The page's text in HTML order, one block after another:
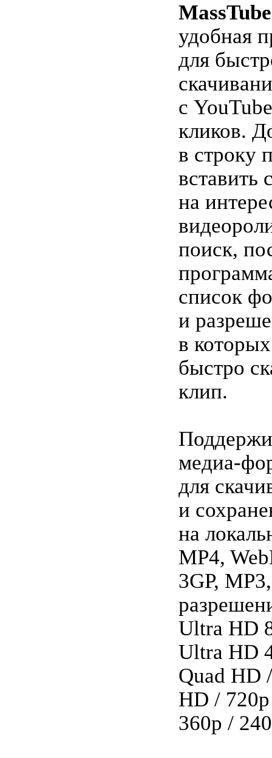
удобная
для
с
кликов.
в строку
вставить
на
поиск,
список
и
в
быстро
клип.
медиа-
для
и
на
MP4,
3GP,
Ultra HD
Ultra HD
Quad HD
HD /
360p /